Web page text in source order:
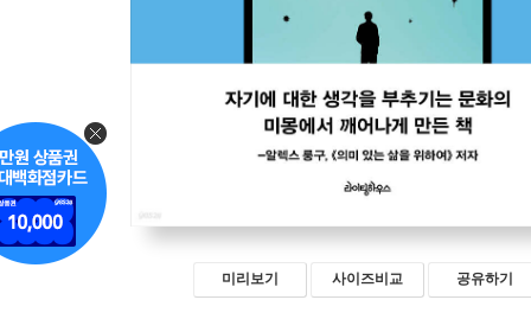
미리보기 사이즈비교 공유하기